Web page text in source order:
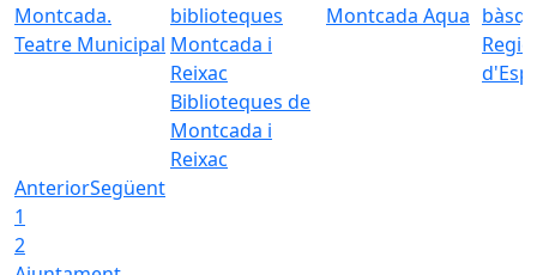
Teatre Municipal
Biblioteques de
Montcada i
Reixac
Montcada Aqua
AnteriorSegüent
1
2